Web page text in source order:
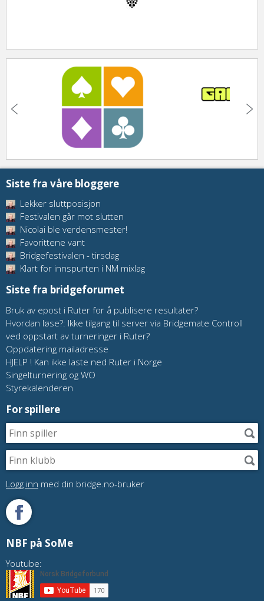
Siste fra våre bloggere
Lekker sluttposisjon
Festivalen går mot slutten
Nicolai ble verdensmester!
Favorittene vant
Bridgefestivalen - tirsdag
Klart for innspurten i NM mixlag
Siste fra bridgeforumet
Bruk av epost i Ruter for å publisere resultater?
Hvordan løse?: Ikke tilgang til server via Bridgemate Controll
ved oppstart av turneringer i Ruter?
Oppdatering mailadresse
HJELP ! Kan ikke laste ned Ruter i Norge
Singelturnering og WO
Styrekalenderen
For spillere
Logg inn med din bridge.no-bruker
NBF på SoMe
Youtube: